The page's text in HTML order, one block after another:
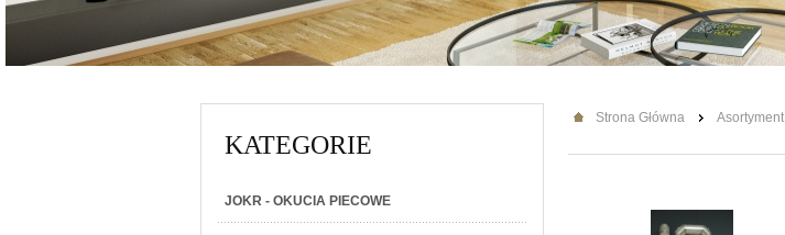
KATEGORIE
JOKR - OKUCIA PIECOWE
Strona Główna Asortyment